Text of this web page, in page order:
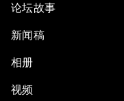
论坛故事
新闻稿
相册
视频